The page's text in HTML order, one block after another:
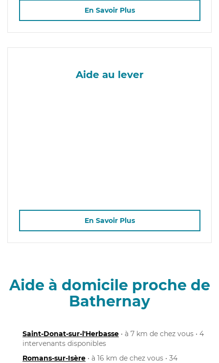
En Savoir Plus
Aide au lever
En Savoir Plus
Aide à domicile proche de
Bathernay
Saint-Donat-sur-l'Herbasse • à 7 km de chez vous • 4
intervenants disponibles
Romans-sur-Isère • à 16 km de chez vous • 34